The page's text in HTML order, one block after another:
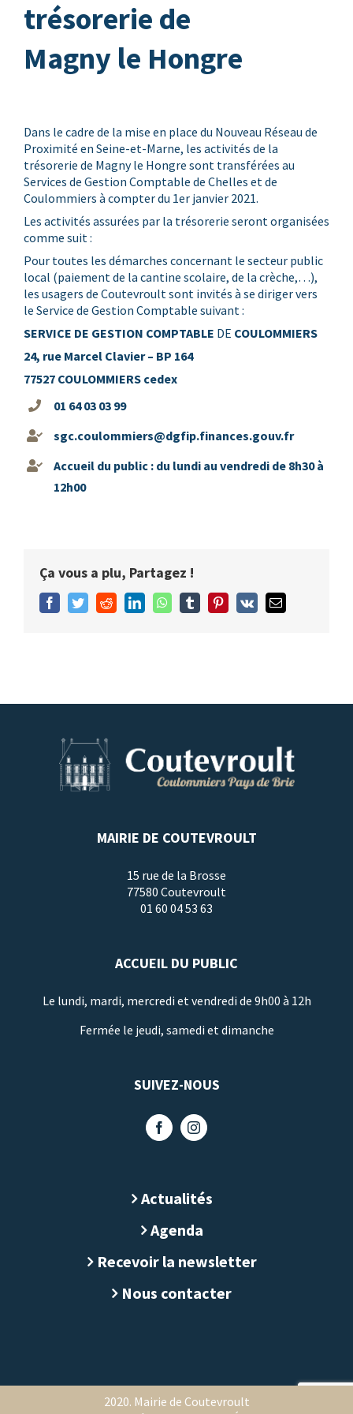
trésorerie de
Magny le Hongre
Dans le cadre de la mise en place du Nouveau Réseau de
Proximité en Seine-et-Marne, les activités de la
trésorerie de Magny le Hongre sont transférées au
Services de Gestion Comptable de Chelles et de
Coulommiers à compter du 1er janvier 2021.
Les activités assurées par la trésorerie seront organisées
comme suit :
Pour toutes les démarches concernant le secteur public
local (paiement de la cantine scolaire, de la crèche,…),
les usagers de Coutevroult sont invités à se diriger vers
le Service de Gestion Comptable suivant :
SERVICE DE GESTION COMPTABLE DE COULOMMIERS
24, rue Marcel Clavier – BP 164
77527 COULOMMIERS cedex
01 64 03 03 99
sgc.coulommiers@dgfip.finances.gouv.fr
Accueil du public : du lundi au vendredi de 8h30 à
12h00
Ça vous a plu, Partagez !
Facebook
TwitterRedditLinkedInWhatsApp
Tumblr Pinterest
Vk Email
MAIRIE DE COUTEVROULT
15 rue de la Brosse
77580 Coutevroult
01 60 04 53 63
ACCUEIL DU PUBLIC
Le lundi, mardi, mercredi et vendredi de 9h00 à 12h
Fermée le jeudi, samedi et dimanche
SUIVEZ-NOUS
Actualités
Agenda
Recevoir la newsletter
Nous contacter
2020. Mairie de Coutevroult